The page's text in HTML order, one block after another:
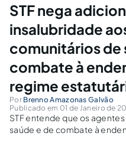
STF nega
insalubridade
comunitários de
combate à
regime
Por Brenno Amazonas Galvão
Publicado em 01 de Janeiro de
STF entende que os
saúde e de combate à